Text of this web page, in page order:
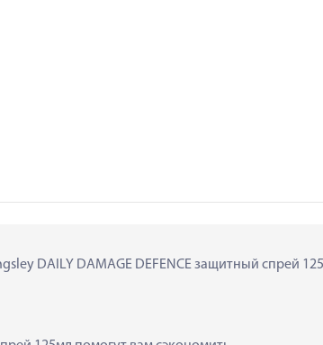
DAILY DAMAGE DEFENCE защитный спрей